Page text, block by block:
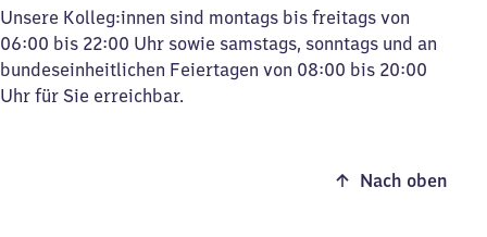
Unsere Kolleg:innen sind montags bis freitags von
06:00 bis 22:00 Uhr sowie samstags, sonntags und an
bundeseinheitlichen Feiertagen von 08:00 bis 20:00
Uhr für Sie erreichbar.
Nach oben